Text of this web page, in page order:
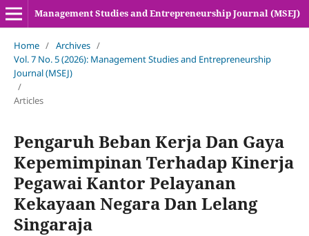
Management Studies and Entrepreneurship Journal (MSEJ)
Home / Archives /
Vol. 7 No. 5 (2026): Management Studies and Entrepreneurship
Journal (MSEJ)
/
Articles
Pengaruh Beban Kerja Dan Gaya
Kepemimpinan Terhadap Kinerja
Pegawai Kantor Pelayanan
Kekayaan Negara Dan Lelang
Singaraja